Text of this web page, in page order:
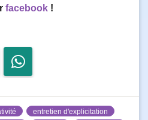
facebook !
Twitter
entretien d'explicitation